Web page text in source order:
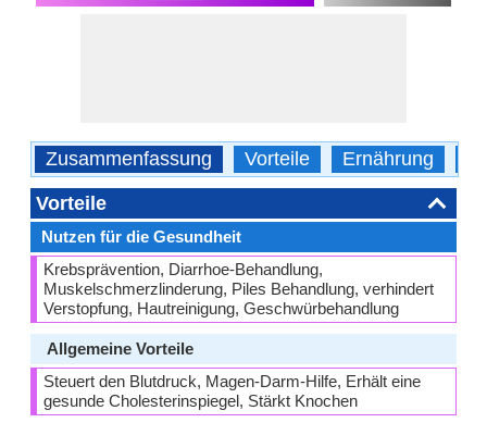
Zusammenfassung Vorteile Ernährung
Vorteile
Nutzen für die Gesundheit
Krebsprävention, Diarrhoe-Behandlung,
Muskelschmerzlinderung, Piles Behandlung, verhindert
Verstopfung, Hautreinigung, Geschwürbehandlung
Allgemeine Vorteile
Steuert den Blutdruck, Magen-Darm-Hilfe, Erhält eine
gesunde Cholesterinspiegel, Stärkt Knochen